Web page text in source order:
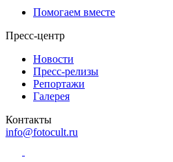
Помогаем вместе
Пресс-центр
Новости
Пресс-релизы
Репортажи
Галерея
Контакты
info@fotocult.ru